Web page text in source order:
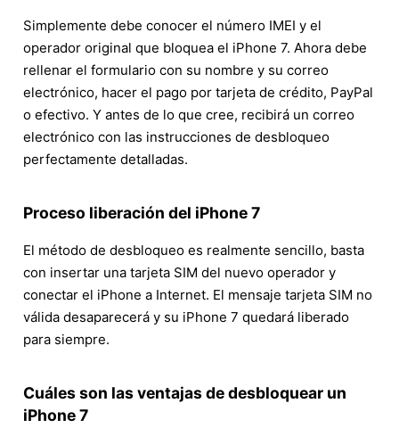
Simplemente debe conocer el número IMEI y el
operador original que bloquea el iPhone 7. Ahora debe
rellenar el formulario con su nombre y su correo
electrónico, hacer el pago por tarjeta de crédito, PayPal
o efectivo. Y antes de lo que cree, recibirá un correo
electrónico con las instrucciones de desbloqueo
perfectamente detalladas.
Proceso liberación del iPhone 7
El método de desbloqueo es realmente sencillo, basta
con insertar una tarjeta SIM del nuevo operador y
conectar el iPhone a Internet. El mensaje tarjeta SIM no
válida desaparecerá y su iPhone 7 quedará liberado
para siempre.
Cuáles son las ventajas de desbloquear un
iPhone 7